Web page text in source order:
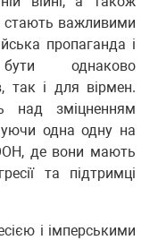
стають важливими
пропаганда і
однаково
так і для вірмен.
над зміцненням
одна одну на
де вони мають
та підтримці
і імперськими